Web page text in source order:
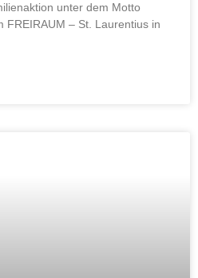
unter dem Motto
FREIRAUM – St. Laurentius in